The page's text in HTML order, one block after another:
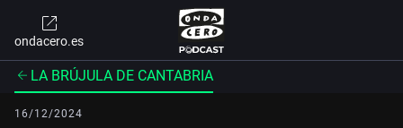
ondacero.es
LA BRÚJULA DE CANTABRIA
16/12/2024